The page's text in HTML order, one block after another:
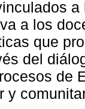
a los
que
del
de
y